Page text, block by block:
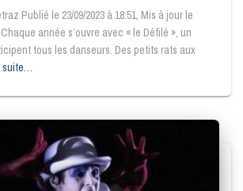
Publié le 23/09/2023 à 18:51, Mis à jour le
Chaque année s’ouvre avec « le Défilé », un
tous les danseurs. Des petits rats aux
suite…